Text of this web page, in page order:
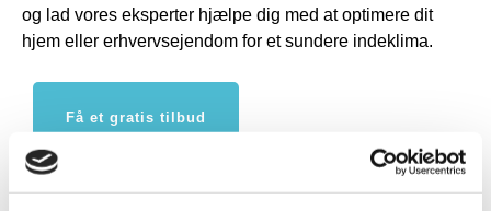
og lad vores eksperter hjælpe dig med at optimere dit
hjem eller erhvervsejendom for et sundere indeklima.
Få et gratis tilbud
30 31 32 03